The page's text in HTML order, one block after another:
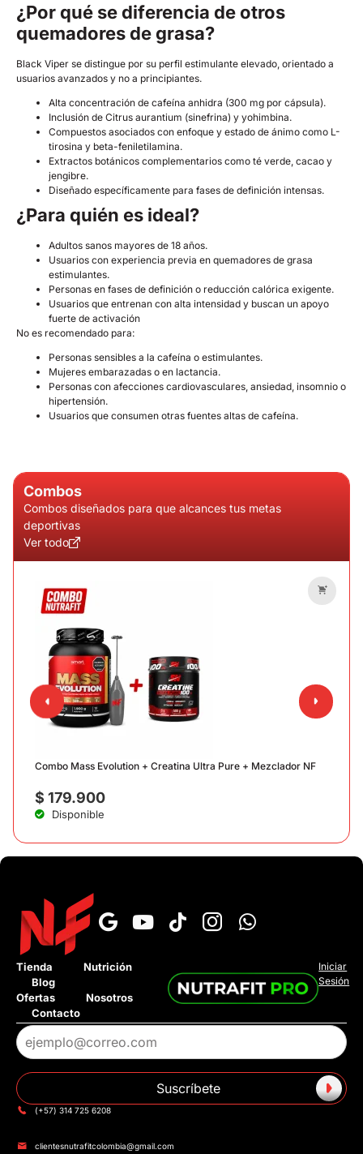
¿Por qué se diferencia de otros
quemadores de grasa?
Black Viper se distingue por su perfil estimulante elevado, orientado a
usuarios avanzados y no a principiantes.
Alta concentración de cafeína anhidra (300 mg por cápsula).
Inclusión de Citrus aurantium (sinefrina) y yohimbina.
Compuestos asociados con enfoque y estado de ánimo como L-
tirosina y beta-feniletilamina.
Extractos botánicos complementarios como té verde, cacao y
jengibre.
Diseñado específicamente para fases de definición intensas.
¿Para quién es ideal?
Adultos sanos mayores de 18 años.
Usuarios con experiencia previa en quemadores de grasa
estimulantes.
Personas en fases de definición o reducción calórica exigente.
Usuarios que entrenan con alta intensidad y buscan un apoyo
fuerte de activación
No es recomendado para:
Personas sensibles a la cafeína o estimulantes.
Mujeres embarazadas o en lactancia.
Personas con afecciones cardiovasculares, ansiedad, insomnio o
hipertensión.
Usuarios que consumen otras fuentes altas de cafeína.
Combos
Combos diseñados para que alcances tus metas
deportivas
Ver todo
Combo Mass Evolution + Creatina Ultra Pure + Mezclador NF
$ 179.900
Disponible
¿Tienen pago contra entrega?
¿Tienen tienda fisica?
¿Tienen Addi o Sistecredito?
¿Cuánto cuesta el envió?
Tienda
Nutrición
Blog
Ofertas
Nosotros
Contacto
Iniciar
Sesión
Suscríbete
(+57) 314 725 6208
clientesnutrafitcolombia@gmail.com